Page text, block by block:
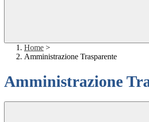
Home >
Amministrazione Trasparente
Amministrazione